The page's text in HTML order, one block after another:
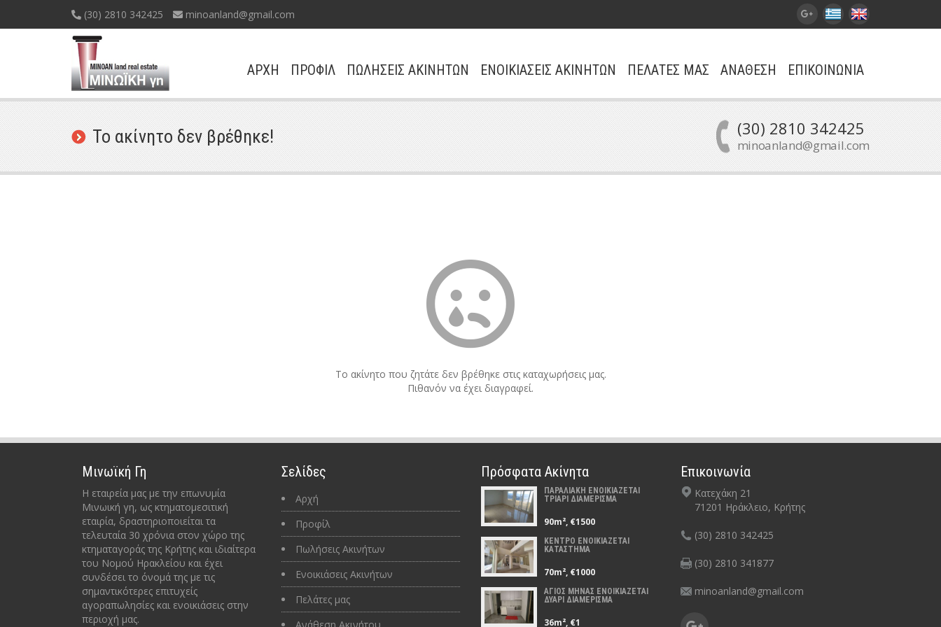
(30) 2810 342425 minoanland@gmail.com
ΑΡΧΗ ΠΡΟΦΙΛ ΠΩΛΗΣΕΙΣ ΑΚΙΝΗΤΩΝ ΕΝΟΙΚΙΑΣΕΙΣ ΑΚΙΝΗΤΩΝ ΠΕΛΑΤΕΣ ΜΑΣ ΑΝΑΘΕΣΗ ΕΠΙΚΟΙΝΩΝΙΑ
Το ακίνητο δεν βρέθηκε! (30) 2810 342425
minoanland@gmail.com
Το ακίνητο που ζητάτε δεν βρέθηκε στις καταχωρήσεις μας.
Πιθανόν να έχει διαγραφεί.
Μινωϊκή Γη
Η εταιρεία μας με την επωνυμία
Μινωική γη, ως κτηματομεσιτική
εταιρία, δραστηριοποιείται τα
τελευταία 30 χρόνια στον χώρο της
κτηματαγοράς της Κρήτης και ιδιαίτερα
του Νομού Ηρακλείου και έχει
συνδέσει το όνομά της με τις
σημαντικότερες επιτυχείς
αγοραπωλησίες και ενοικιάσεις στην
περιοχή μας.
Σελίδες
Αρχή
Προφίλ
Πωλήσεις Ακινήτων
Ενοικιάσεις Ακινήτων
Πελάτες μας
Πρόσφατα Ακίνητα
ΠΑΡΑΛΙΑΚΗ ΕΝΟΙΚΙΑΖΕΤΑΙ
ΤΡΙΑΡΙ ΔΙΑΜΕΡΙΣΜΑ
90m², €1500
ΚΕΝΤΡΟ ΕΝΟΙΚΙΑΖΕΤΑΙ
ΚΑΤΑΣΤΗΜΑ
70m², €1000
ΑΓΙΟΣ ΜΗΝΑΣ ΕΝΟΙΚΙΑΖΕΤΑΙ
ΔΥΑΡΙ ΔΙΑΜΕΡΙΣΜΑ
36m², €1
Επικοινωνία
Κατεχάκη 21
71201 Ηράκλειο, Κρήτης
(30) 2810 342425
(30) 2810 341877
minoanland@gmail.com